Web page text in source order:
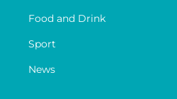
Food and Drink
Sport
News